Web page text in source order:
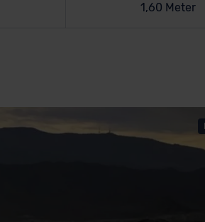
1,60 Meter